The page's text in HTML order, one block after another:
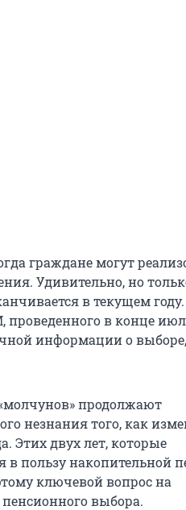
граждане могут
Удивительно, но
в текущем году.
в конце
информации о выборе,
продолжают
незнания того, как
Этих двух лет, которые
в пользу накопительной
ключевой вопрос на
выбора.